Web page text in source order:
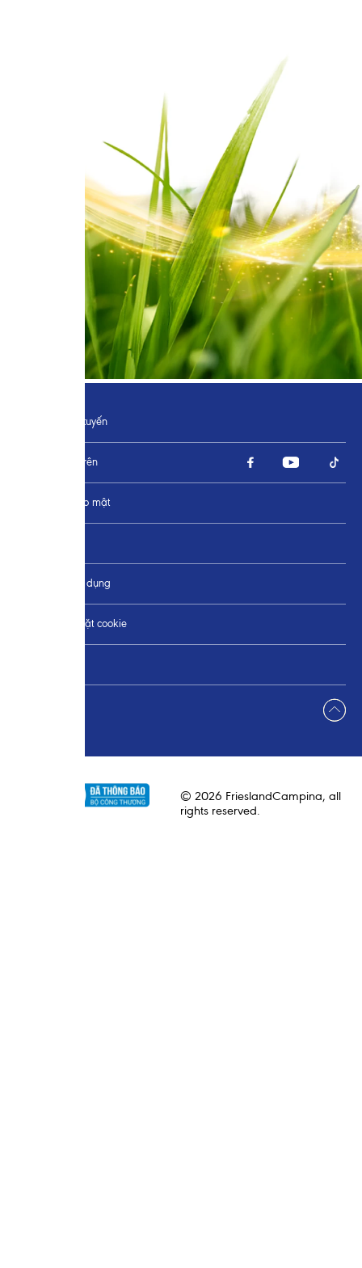
Đặt hàng trực tuyến
Tìm chúng tôi trên
Chính sách bảo mật
Điều khoản sử dụng
Thay đổi Cài đặt cookie
© 2026 FrieslandCampina, all
rights reserved.